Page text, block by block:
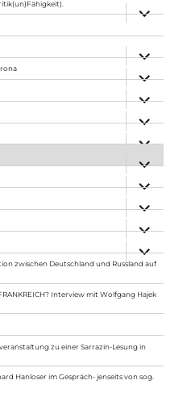
anzeigen
anzeigen
anzeigen
anzeigen
anzeigen
anzeigen
anzeigen
anzeigen
anzeigen
anzeigen
zwischen Deutschland und Russland auf
FRANKREICH? Interview mit Wolfgang Hajek
zu einer Sarrazin-Lesung in
Hanloser im Gespräch- jenseits von sog.